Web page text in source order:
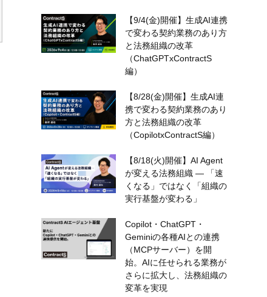
【9/4(金)開催】生成AI連携
で変わる契約業務のあり方
と法務組織の改革
（ChatGPTxContractS
編）
【8/28(金)開催】生成AI連
携で変わる契約業務のあり
方と法務組織の改革
（CopilotxContractS編）
【8/18(火)開催】AI Agent
が変える法務組織 — 「速
くなる」ではなく「組織の
実行基盤が変わる」
Copilot・ChatGPT・
Geminiの各種AIとの連携
（MCPサーバー）を開
始。AIに任せられる業務が
さらに拡大し、法務組織の
変革を実現